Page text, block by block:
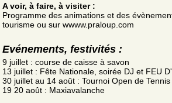
A voir, à faire, à visiter :
Programme des animations et des
tourisme ou sur wwww.praloup.com
Evénements, festivités :
9 juillet : course de caisse à savon
13 juillet : Fête Nationale, soirée DJ et FEU
30 juillet au 14 août : Tournoi Open de Tennis
19 20 août : Maxiavalanche